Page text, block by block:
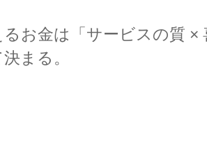
るお金は「サービスの質 ×
まる。